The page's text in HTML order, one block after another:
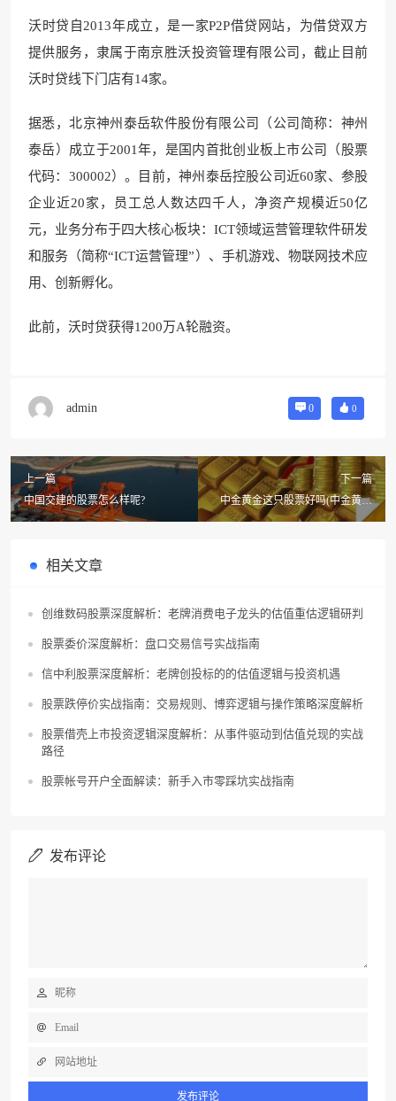
沃时贷自2013年成立，是一家P2P借贷网站，为借贷双方
提供服务，隶属于南京胜沃投资管理有限公司，截止目前
沃时贷线下门店有14家。
据悉，北京神州泰岳软件股份有限公司（公司简称：神州
泰岳）成立于2001年，是国内首批创业板上市公司（股票
代码：300002）。目前，神州泰岳控股公司近60家、参股
企业近20家，员工总人数达四千人，净资产规模近50亿
元，业务分布于四大核心板块：ICT领域运营管理软件研发
和服务（简称“ICT运营管理”）、手机游戏、物联网技术应
用、创新孵化。
此前，沃时贷获得1200万A轮融资。
admin 0 0
上一篇
中国交建的股票怎么样呢?
下一篇
中金黄金这只股票好吗(中金黄金
股票一股多少钱)
相关文章
创维数码股票深度解析：老牌消费电子龙头的估值重估逻辑研判
股票委价深度解析：盘口交易信号实战指南
信中利股票深度解析：老牌创投标的的估值逻辑与投资机遇
股票跌停价实战指南：交易规则、博弈逻辑与操作策略深度解析
股票借壳上市投资逻辑深度解析：从事件驱动到估值兑现的实战
路径
股票帐号开户全面解读：新手入市零踩坑实战指南
发布评论